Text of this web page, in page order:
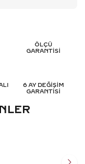
ÖLÇÜ
GARANTİSİ
6 AY DEĞİŞİM
GARANTİSİ